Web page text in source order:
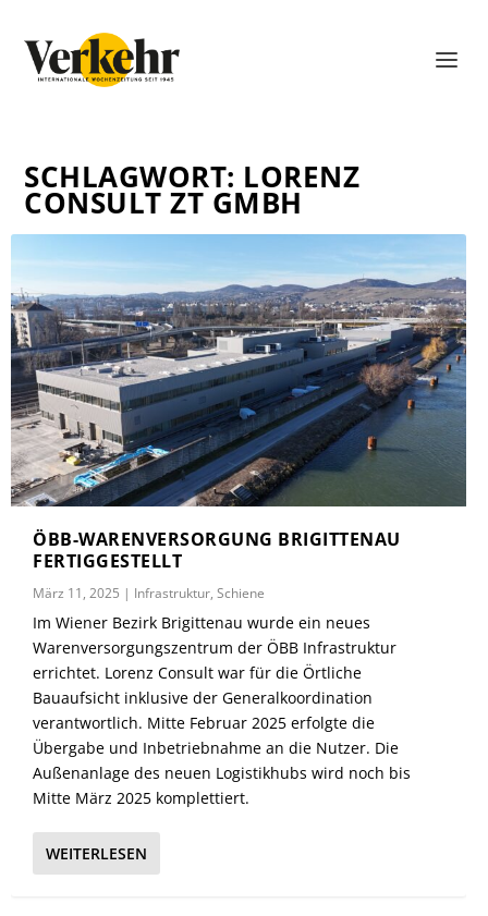
SCHLAGWORT: LORENZ
CONSULT ZT GMBH
ÖBB-WARENVERSORGUNG BRIGITTENAU
FERTIGGESTELLT
März 11, 2025 | Infrastruktur,Schiene
Im Wiener Bezirk Brigittenau wurde ein neues
Warenversorgungszentrum der ÖBB Infrastruktur
errichtet. Lorenz Consult war für die Örtliche
Bauaufsicht inklusive der Generalkoordination
verantwortlich. Mitte Februar 2025 erfolgte die
Übergabe und Inbetriebnahme an die Nutzer. Die
Außenanlage des neuen Logistikhubs wird noch bis
Mitte März 2025 komplettiert.
WEITERLESEN